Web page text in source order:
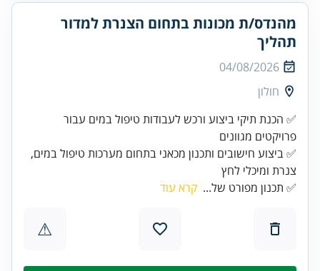
מהנדס/ת מכונות בתחום הצנרת למדור
תהליך
04/08/2026
חולון
✅ הכנת תיקי ביצוע ורכש לעבודות טיפול במים עבור
✅ ביצוע חישובים ותכנון מכאני בתחום מערכות טיפול במים,
צנרת ומיכלי לחץ
✅ תכנון מפורט של... קרא עוד
⚠